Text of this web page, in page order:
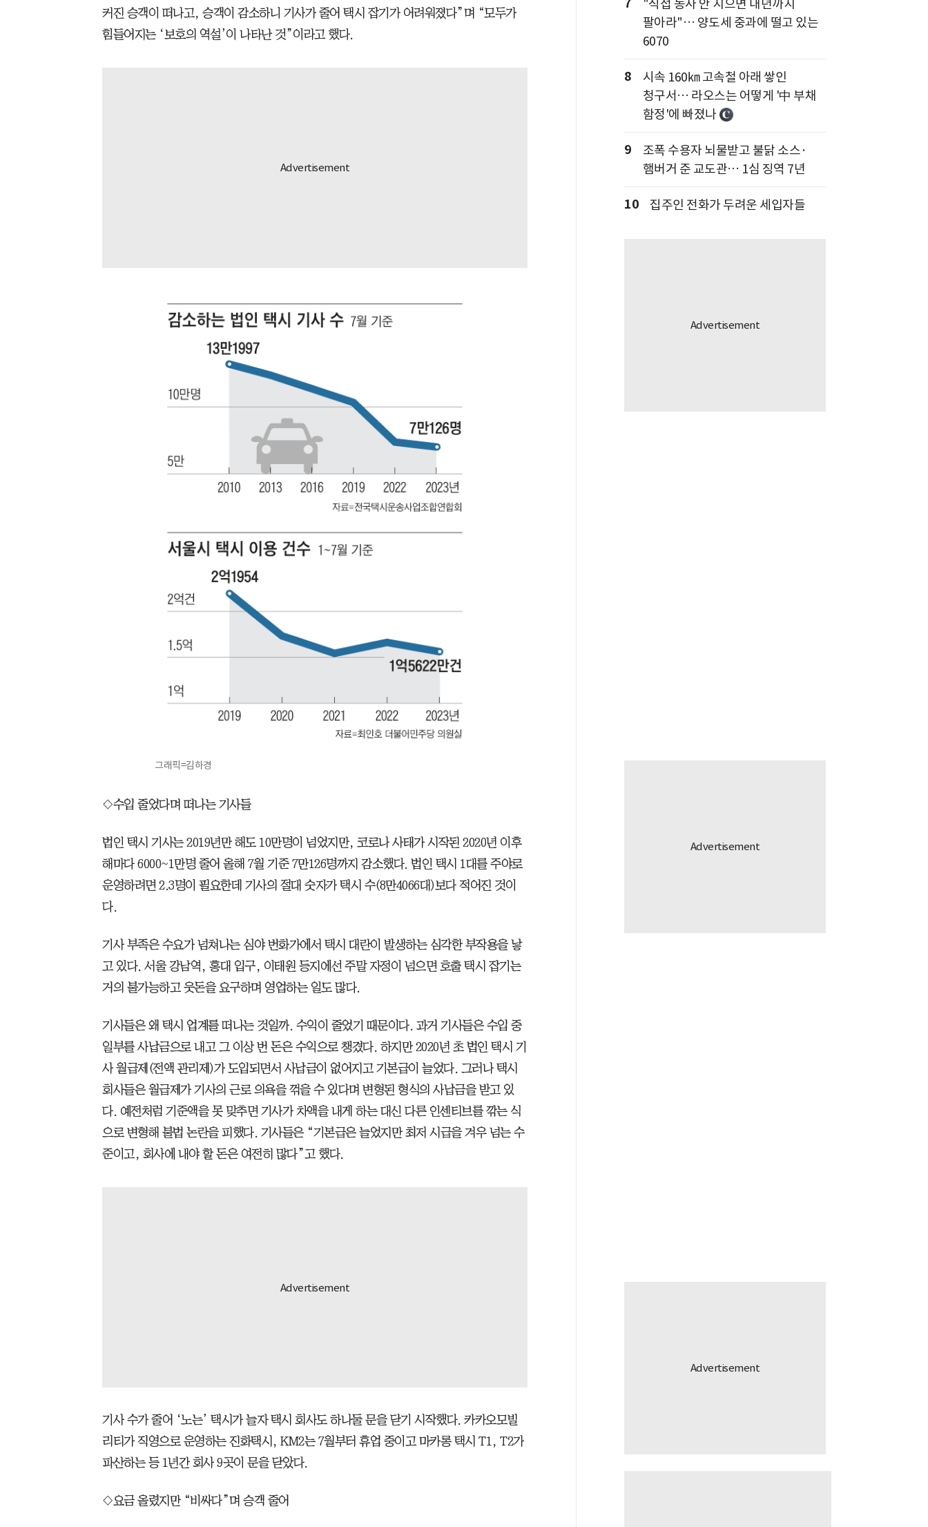
커진 승객이 떠나고, 승객이 감소하니 기사가 줄어 택시 잡기가 어려워졌다”며 “모두가
힘들어지는 ‘보호의 역설’이 나타난 것”이라고 했다.
그래픽=김하경
◇수입 줄었다며 떠나는 기사들
법인 택시 기사는 2019년만 해도 10만명이 넘었지만, 코로나 사태가 시작된 2020년 이후
해마다 6000~1만명 줄어 올해 7월 기준 7만126명까지 감소했다. 법인 택시 1대를 주야로
운영하려면 2.3명이 필요한데 기사의 절대 숫자가 택시 수(8만4066대)보다 적어진 것이
다.
기사 부족은 수요가 넘쳐나는 심야 번화가에서 택시 대란이 발생하는 심각한 부작용을 낳
고 있다. 서울 강남역, 홍대 입구, 이태원 등지에선 주말 자정이 넘으면 호출 택시 잡기는
거의 불가능하고 웃돈을 요구하며 영업하는 일도 많다.
기사들은 왜 택시 업계를 떠나는 것일까. 수익이 줄었기 때문이다. 과거 기사들은 수입 중
일부를 사납금으로 내고 그 이상 번 돈은 수익으로 챙겼다. 하지만 2020년 초 법인 택시 기
사 월급제(전액 관리제)가 도입되면서 사납금이 없어지고 기본급이 늘었다. 그러나 택시
회사들은 월급제가 기사의 근로 의욕을 꺾을 수 있다며 변형된 형식의 사납금을 받고 있
다. 예전처럼 기준액을 못 맞추면 기사가 차액을 내게 하는 대신 다른 인센티브를 깎는 식
으로 변형해 불법 논란을 피했다. 기사들은 “기본급은 늘었지만 최저 시급을 겨우 넘는 수
준이고, 회사에 내야 할 돈은 여전히 많다”고 했다.
기사 수가 줄어 ‘노는’ 택시가 늘자 택시 회사도 하나둘 문을 닫기 시작했다. 카카오모빌
리티가 직영으로 운영하는 진화택시, KM2는 7월부터 휴업 중이고 마카롱 택시 T1, T2가
파산하는 등 1년간 회사 9곳이 문을 닫았다.
◇요금 올렸지만 “비싸다”며 승객 줄어
"직접 농사 안 지으면 내년까지
팔아라"… 양도세 중과에 떨고 있는
6070
8
시속 160㎞ 고속철 아래 쌓인
청구서… 라오스는 어떻게 '中 부채
함정'에 빠졌나
9
조폭 수용자 뇌물받고 불닭 소스·
햄버거 준 교도관… 1심 징역 7년
10 집주인 전화가 두려운 세입자들